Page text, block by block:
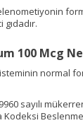
100 Mcg
normal
sayılı
Kodeksi